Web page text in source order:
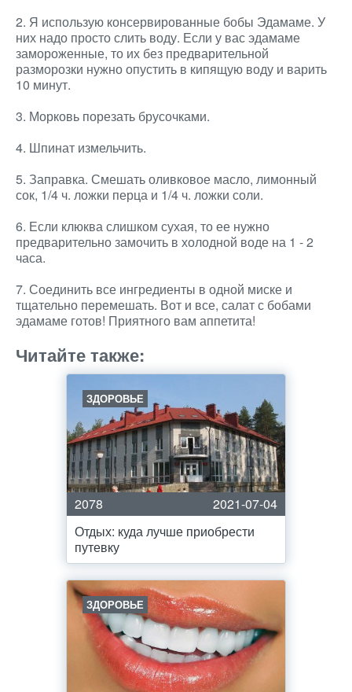
2. Я использую консервированные бобы Эдамаме. У
них надо просто слить воду. Если у вас эдамаме
замороженные, то их без предварительной
разморозки нужно опустить в кипящую воду и варить
10 минут.
3. Морковь порезать брусочками.
4. Шпинат измельчить.
5. Заправка. Смешать оливковое масло, лимонный
сок, 1/4 ч. ложки перца и 1/4 ч. ложки соли.
6. Если клюква слишком сухая, то ее нужно
предварительно замочить в холодной воде на 1 - 2
часа.
7. Соединить все ингредиенты в одной миске и
тщательно перемешать. Вот и все, салат с бобами
эдамаме готов! Приятного вам аппетита!
Читайте также:
ЗДОРОВЬЕ
2078
2021-07-04
Отдых: куда лучше приобрести
путевку
ЗДОРОВЬЕ